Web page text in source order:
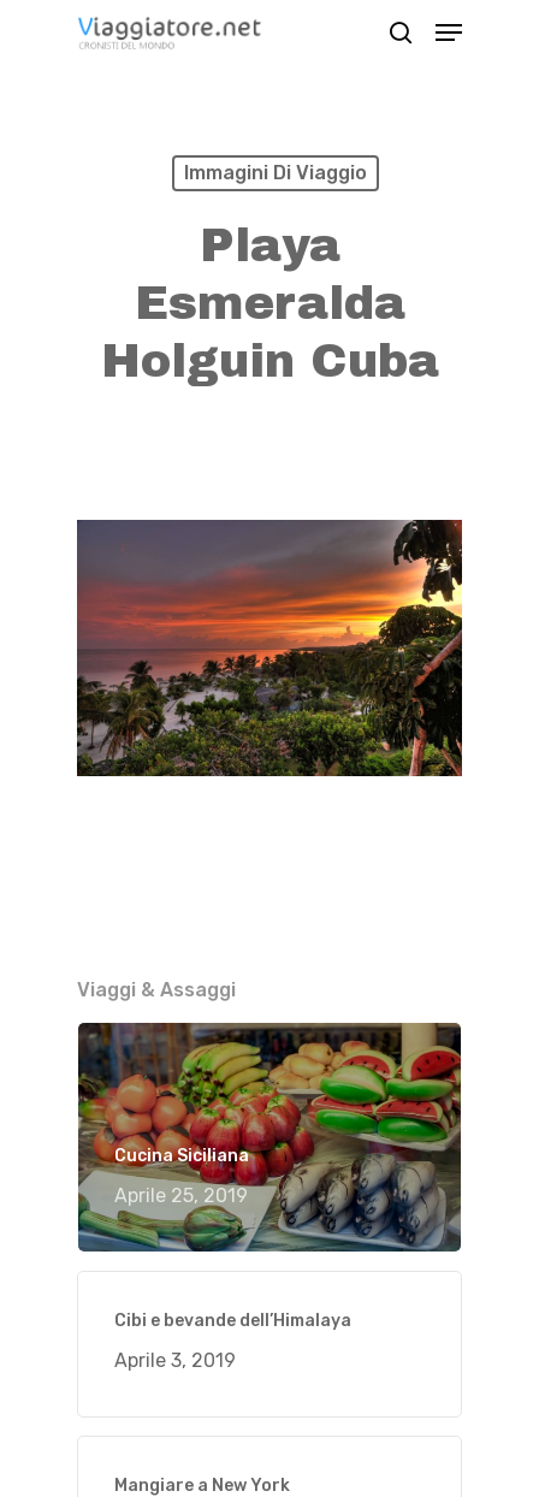
Menu
Immagini Di Viaggio
Playa
Esmeralda
Holguin Cuba
Viaggi & Assaggi
Cucina Siciliana
Aprile 25, 2019
Cibi e bevande dell’Himalaya
Aprile 3, 2019
Mangiare a New York